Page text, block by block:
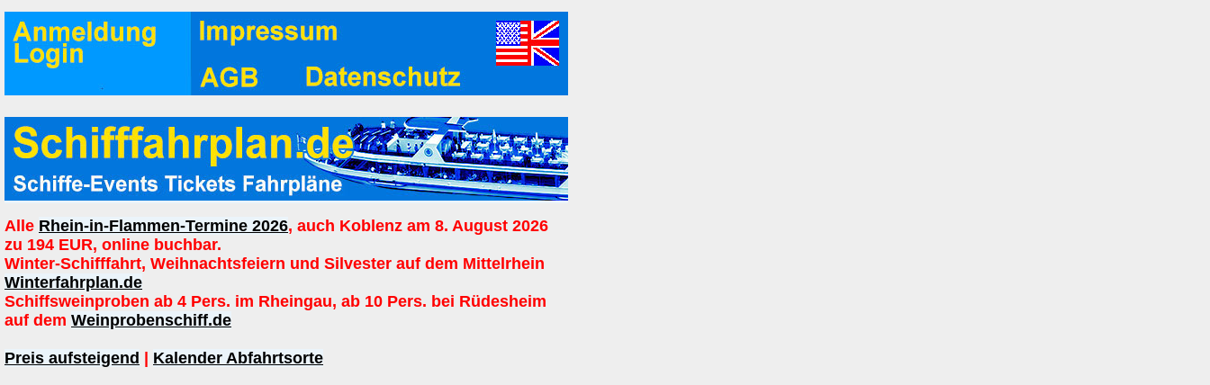
Alle Rhein-in-Flammen-Termine 2026, auch Koblenz am 8. August 2026
zu 194 EUR, online buchbar.
Winter-Schifffahrt, Weihnachtsfeiern und Silvester auf dem Mittelrhein
Winterfahrplan.de
Schiffsweinproben ab 4 Pers. im Rheingau, ab 10 Pers. bei Rüdesheim
auf dem Weinprobenschiff.de
Preis aufsteigend Kalender Abfahrtsorte